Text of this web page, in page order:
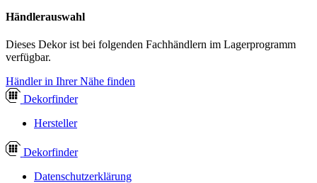
Händlerauswahl
Dieses Dekor ist bei folgenden Fachhändlern im Lagerprogramm
verfügbar.
Händler in Ihrer Nähe finden
Dekorfinder
Hersteller
Dekorfinder
Datenschutzerklärung